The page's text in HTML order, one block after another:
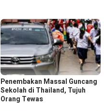
Penembakan Massal Guncang
Sekolah di Thailand, Tujuh
Orang Tewas